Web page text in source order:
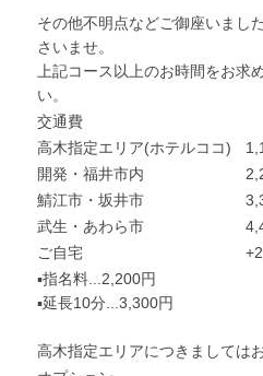
その他不明点などご御座いまし
さいませ。
上記コース以上のお時間をお求
い。
交通費
高木指定エリア(ホテルココ)
開発・福井市内
鯖江市・坂井市
武生・あわら市
ご自宅
▪指名料...2,200円
▪延長10分...3,300円
高木指定エリアにつきましては